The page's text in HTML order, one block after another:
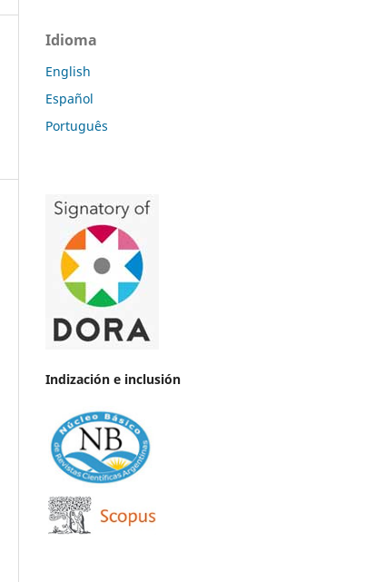
Idioma
English
Español
Português
Indización e inclusión